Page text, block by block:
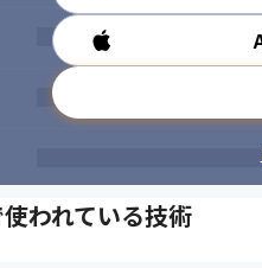
your insights
ていくため、部署や役割
われている技術